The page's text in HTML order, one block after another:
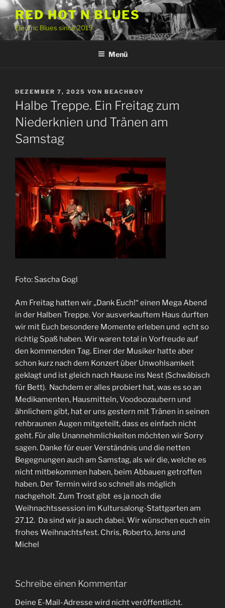
Zum
Inhalt
springen
RED HOT N BLUES
Electric Blues since 2019
Menü
VERÖFFENTLICHT
AM
DEZEMBER 7, 2025 VON BEACHBOY
Halbe Treppe. Ein Freitag zum
Niederknien und Tränen am
Samstag
Foto: Sascha Gogl
Am Freitag hatten wir „Dank Euch!“ einen Mega Abend
in der Halben Treppe. Vor ausverkauftem Haus durften
wir mit Euch besondere Momente erleben und echt so
richtig Spaß haben. Wir waren total in Vorfreude auf
den kommenden Tag. Einer der Musiker hatte aber
schon kurz nach dem Konzert über Unwohlsamkeit
geklagt und ist gleich nach Hause ins Nest (Schwäbisch
für Bett). Nachdem er alles probiert hat, was es so an
Medikamenten, Hausmitteln, Voodoozaubern und
ähnlichem gibt, hat er uns gestern mit Tränen in seinen
rehbraunen Augen mitgeteilt, dass es einfach nicht
geht. Für alle Unannehmlichkeiten möchten wir Sorry
sagen. Danke für euer Verständnis und die netten
Begegnungen auch am Samstag, als wir die, welche es
nicht mitbekommen haben, beim Abbauen getroffen
haben. Der Termin wird so schnell als möglich
nachgeholt. Zum Trost gibt es ja noch die
Weihnachtssession im Kultursalong-Stattgarten am
27.12. Da sind wir ja auch dabei. Wir wünschen euch ein
frohes Weihnachtsfest. Chris, Roberto, Jens und
Michel
Schreibe einen Kommentar
Deine E-Mail-Adresse wird nicht veröffentlicht.